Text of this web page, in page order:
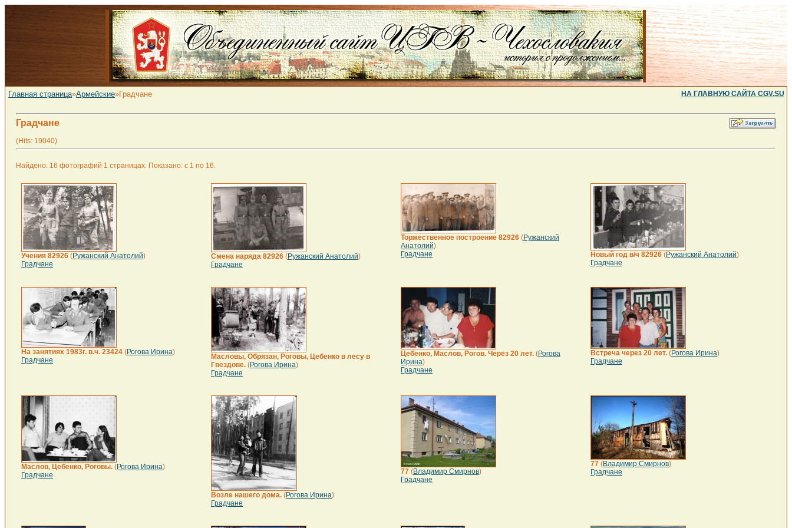
Главная страница»Армейские»Градчане НА ГЛАВНУЮ САЙТА CGV.SU
Градчане
(Hits: 19040)
Найдено: 16 фотографий 1 страницах. Показано: с 1 по 16.
Учения 82926 (Ружанский Анатолий)
Градчане
Смена наряда 82926 (Ружанский Анатолий)
Градчане
Торжественное построение 82926 (Ружанский
Анатолий)
Градчане
Новый год в/ч 82926 (Ружанский Анатолий)
Градчане
На занятиях 1983г. в.ч. 23424 (Рогова Ирина)
Градчане
Масловы, Обрязан, Роговы, Цебенко в лесу в
Гвездове. (Рогова Ирина)
Градчане
Цебенко, Маслов, Рогов. Через 20 лет. (Рогова
Ирина)
Градчане
Встреча через 20 лет. (Рогова Ирина)
Градчане
Маслов, Цебенко, Роговы. (Рогова Ирина)
Градчане
Возле нашего дома. (Рогова Ирина)
Градчане
77 (Владимир Смирнов)
Градчане
77 (Владимир Смирнов)
Градчане